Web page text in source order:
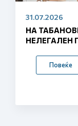
29.07.2026
СО ДВА
ЦЕЛОСНО
Повеќе